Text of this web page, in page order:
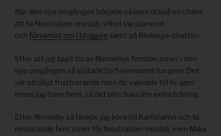
När den nya omgången började så kom också en chans
att ta Neutralizer-medalj, vilket jag planerat
och förvarnat om i bloggen samt på Blekinge-chatten.
Efter att jag tagit tio av Ronnebys femton zoner i den
nya omgången så slutade turf-servrarna fungera. Det
var otroligt frustrerande men de vaknade till liv igen
innan jag hann hem, så det blev bara lite extra träning.
Efter Ronneby så tänkte jag köra till Karlshamn och ta
resterande fem zoner för Neutralizer-medalj, men Mika